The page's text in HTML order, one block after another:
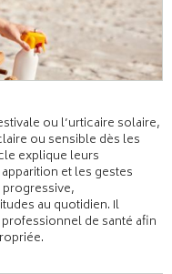
ou l’urticaire solaire,
ou sensible dès les
explique leurs
et les gestes
au quotidien. Il
de santé afin